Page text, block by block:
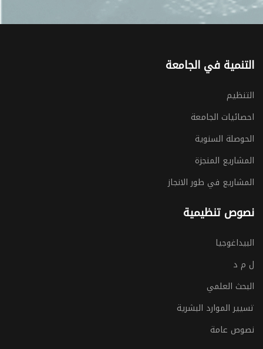
التنمية في الجامعة
التنظيم
احصائيات الجامعة
الحوصلة السنوية
المشاريع المنجزة
المشاريع في طور الانجاز
نصوص تنظيمية
البيداغوجيا
ل م د
البحث العلمي
تسيير الموارد البشرية
نصوص عامة